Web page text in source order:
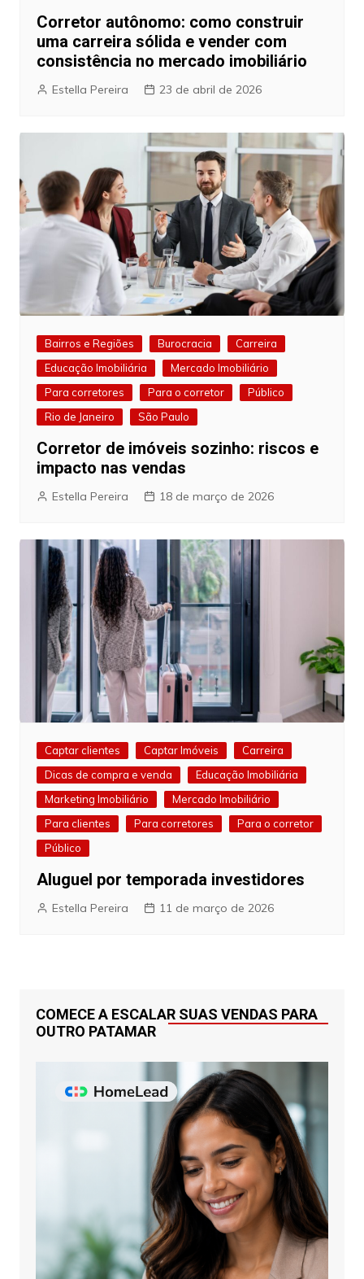
Corretor autônomo: como construir
uma carreira sólida e vender com
consistência no mercado imobiliário
Estella Pereira 23 de abril de 2026
Bairros e Regiões Burocracia
Carreira
Educação Imobiliária
Mercado Imobiliário
Para corretores
Para o corretor
Público
Rio de Janeiro
São Paulo
Corretor de imóveis sozinho: riscos e
impacto nas vendas
Estella Pereira 18 de março de 2026
Captar clientes Captar Imóveis
Carreira
Dicas de compra e venda
Educação Imobiliária
Marketing Imobiliário
Mercado Imobiliário
Para clientes
Para corretores
Para o corretor
Público
Aluguel por temporada investidores
Estella Pereira 11 de março de 2026
COMECE A ESCALAR SUAS VENDAS PARA
OUTRO PATAMAR